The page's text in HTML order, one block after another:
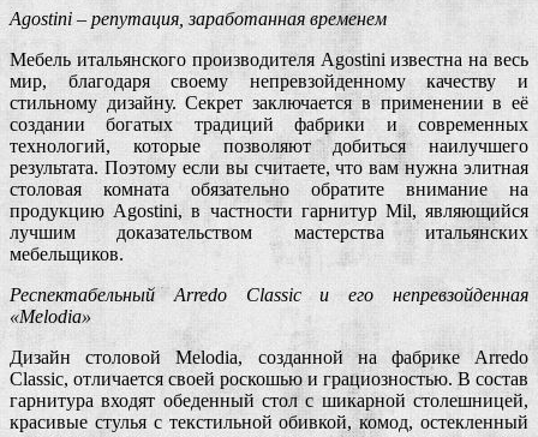
Agostini – репутация, заработанная временем
Мебель итальянского производителя Agostini известна на весь
мир, благодаря своему непревзойденному качеству и
стильному дизайну. Секрет заключается в применении в её
создании богатых традиций фабрики и современных
технологий, которые позволяют добиться наилучшего
результата. Поэтому если вы считаете, что вам нужна элитная
столовая комната обязательно обратите внимание на
продукцию Agostini, в частности гарнитур Mil, являющийся
лучшим доказательством мастерства итальянских
мебельщиков.
Респектабельный Arredo Classic и его непревзойденная
«Melodia»
Дизайн столовой Melodia, созданной на фабрике Arredo
Classic, отличается своей роскошью и грациозностью. В состав
гарнитура входят обеденный стол с шикарной столешницей,
красивые стулья с текстильной обивкой, комод, остекленный